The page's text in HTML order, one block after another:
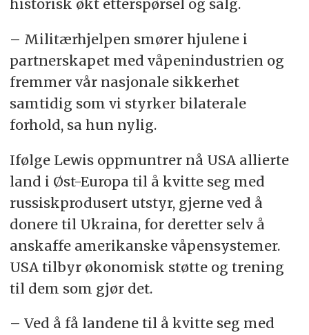
historisk økt etterspørsel og salg.
– Militærhjelpen smører hjulene i
partnerskapet med våpenindustrien og
fremmer vår nasjonale sikkerhet
samtidig som vi styrker bilaterale
forhold, sa hun nylig.
Ifølge Lewis oppmuntrer nå USA allierte
land i Øst-Europa til å kvitte seg med
russiskprodusert utstyr, gjerne ved å
donere til Ukraina, for deretter selv å
anskaffe amerikanske våpensystemer.
USA tilbyr økonomisk støtte og trening
til dem som gjør det.
– Ved å få landene til å kvitte seg med